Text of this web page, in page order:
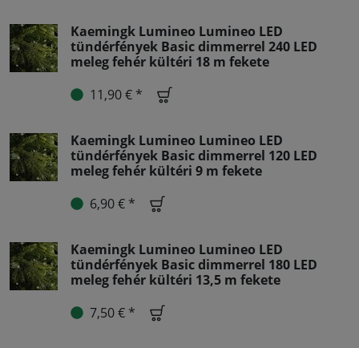
Kaemingk Lumineo Lumineo LED
tündérfények Basic dimmerrel 240 LED
meleg fehér kültéri 18 m fekete
11,90 € *
Kaemingk Lumineo Lumineo LED
tündérfények Basic dimmerrel 120 LED
meleg fehér kültéri 9 m fekete
6,90 € *
Kaemingk Lumineo Lumineo LED
tündérfények Basic dimmerrel 180 LED
meleg fehér kültéri 13,5 m fekete
7,50 € *